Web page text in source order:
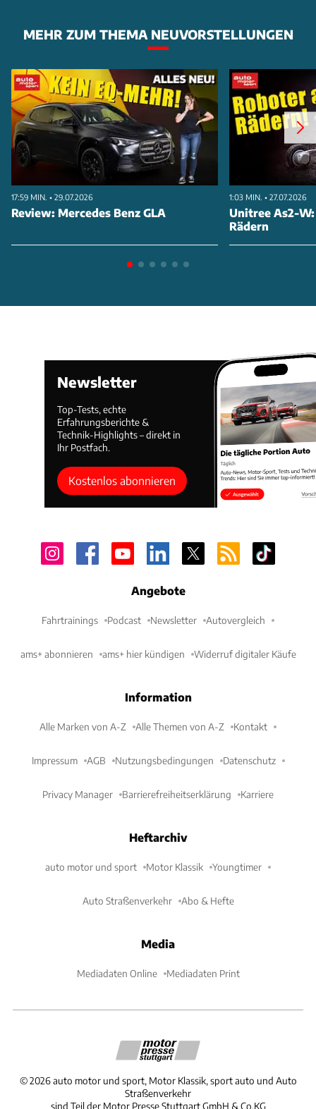
MEHR ZUM THEMA NEUVORSTELLUNGEN
17:59 MIN. • 29.07.2026
Review: Mercedes Benz GLA
1:03 MIN. • 27.07.2026
Unitree As2-
Rädern
Newsletter
Top-Tests, echte
Erfahrungsberichte &
Technik-Highlights – direkt in
Ihr Postfach.
Kostenlos abonnieren
Angebote
Fahrtrainings Podcast Newsletter Autovergleich
ams+ abonnieren ams+ hier kündigen Widerruf digitaler Käufe
Information
Alle Marken von A-Z Alle Themen von A-Z Kontakt
Impressum AGB Nutzungsbedingungen Datenschutz
Privacy Manager Barrierefreiheitserklärung Karriere
Heftarchiv
auto motor und sport Motor Klassik Youngtimer
Auto Straßenverkehr Abo & Hefte
Media
Mediadaten Online Mediadaten Print
©2026 auto motor und sport, Motor Klassik, sport auto und Auto
Straßenverkehr
sind Teil der Motor Presse Stuttgart GmbH & Co.KG